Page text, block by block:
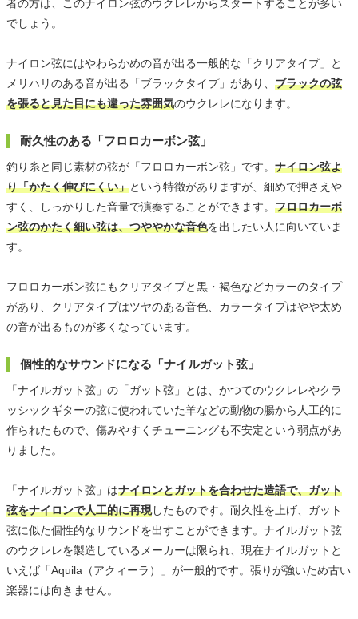
者の方は、このナイロン弦のウクレレからスタートすることが多い
でしょう。
ナイロン弦にはやわらかめの音が出る一般的な「クリアタイプ」と
メリハリのある音が出る「ブラックタイプ」があり、 ブラックの弦
を張ると見た目にも違った雰囲気のウクレレになります。
耐久性のある「フロロカーボン弦」
釣り糸と同じ素材の弦が「フロロカーボン弦」です。 ナイロン弦よ
り「かたく伸びにくい」という特徴がありますが、細めで押さえや
すく、しっかりした音量で演奏することができます。 フロロカーボ
ン弦のかたく細い弦は、つややかな音色を出したい人に向いていま
す。
フロロカーボン弦にもクリアタイプと黒・褐色などカラーのタイプ
があり、クリアタイプはツヤのある音色、カラータイプはやや太め
の音が出るものが多くなっています。
個性的なサウンドになる「ナイルガット弦」
「ナイルガット弦」の「ガット弦」とは、かつてのウクレレやクラ
ッシックギターの弦に使われていた羊などの動物の腸から人工的に
作られたもので、傷みやすくチューニングも不安定という弱点があ
りました。
「ナイルガット弦」はナイロンとガットを合わせた造語で、ガット
弦をナイロンで人工的に再現したものです。耐久性を上げ、ガット
弦に似た個性的なサウンドを出すことができます。ナイルガット弦
のウクレレを製造しているメーカーは限られ、現在ナイルガットと
いえば「Aquila（アクィーラ）」が一般的です。張りが強いため古い
楽器には向きません。